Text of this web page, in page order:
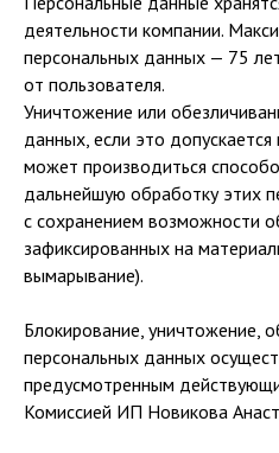
деятельности компании.
персональных данных — 75
от пользователя.
Уничтожение или
данных, если это
может производиться
дальнейшую обработку этих
с сохранением возможности
зафиксированных на
вымарывание).
Блокирование, уничтожение,
персональных данных
предусмотренным
Комиссией ИП Новикова